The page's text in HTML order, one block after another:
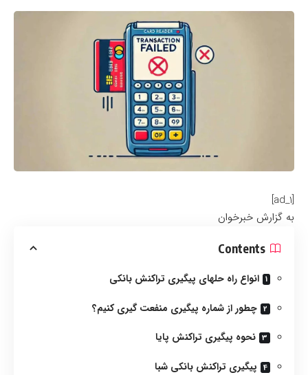
[ad_1]
به گزارش خبرخوان
Contents
انواع راه حلهای پیگیری تراکنش بانکی
چطور از شماره پیگیری منفعت گیری کنیم؟
نحوه پیگیری تراکنش پایا
پیگیری تراکنش بانکی شبا